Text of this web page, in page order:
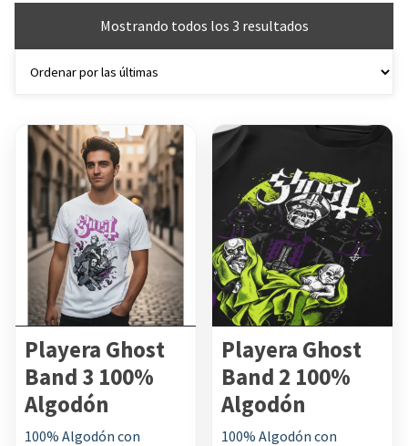
Mostrando todos los 3 resultadosSorted
by
Tienda:
SCR Shop
Playera Ghost
Band 3 100%
Algodón
100% Algodón con
Tienda:
SCR Shop
Playera Ghost
Band 2 100%
Algodón
100% Algodón con